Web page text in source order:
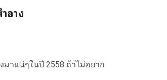
อาง
แน่ๆในปี 2558 ถ้าไม่อยาก